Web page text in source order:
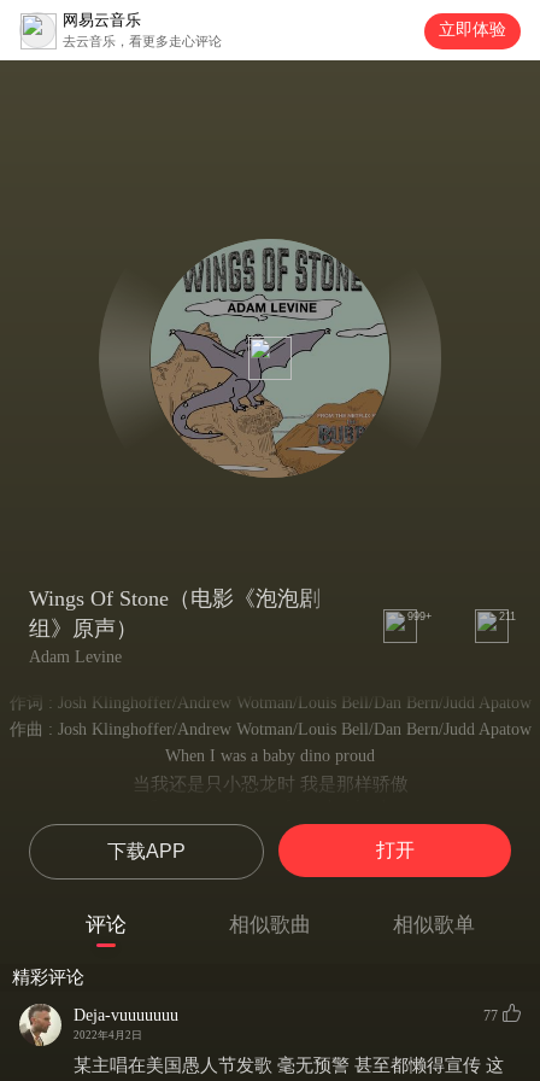
网易云音乐
去云音乐，看更多走心评论
立即体验
Wings Of Stone（电影《泡泡剧
组》原声）
Adam Levine
999+ 211
作词 : Josh Klinghoffer/Andrew Wotman/Louis Bell/Dan Bern/Judd Apatow
作曲 : Josh Klinghoffer/Andrew Wotman/Louis Bell/Dan Bern/Judd Apatow
When I was a baby dino proud
当我还是只小恐龙时 我是那样骄傲
甜蜜的雨水从天而降
The world was mine, oh woah
整个世界都属于我
我站在悬崖边上飞翔
You were never welcome here, oh woah
With your city walk
下载APP 打开
评论 相似歌曲 相似歌单
精彩评论
Deja-vuuuuuuu
2022年4月2日
77
某主唱在美国愚人节发歌 毫无预警 甚至都懒得宣传 这